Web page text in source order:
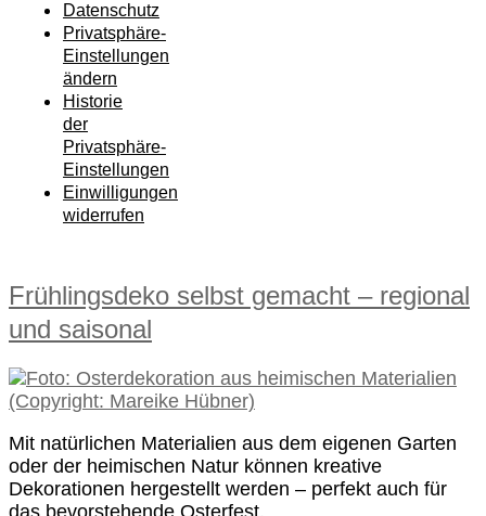
Datenschutz
Privatsphäre-
Einstellungen
ändern
Historie
der
Privatsphäre-
Einstellungen
Einwilligungen
widerrufen
Frühlingsdeko selbst gemacht – regional
und saisonal
Mit natürlichen Materialien aus dem eigenen Garten
oder der heimischen Natur können kreative
Dekorationen hergestellt werden – perfekt auch für
das bevorstehende Osterfest.